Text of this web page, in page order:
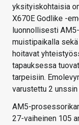
yksityiskohtaisia
X670E Godlike -
luonnollisesti
muistipaikalla
hoitavat
tapauksessa
tarpeisiin.
varustettu 2
AM5-
27-vaiheinen 105